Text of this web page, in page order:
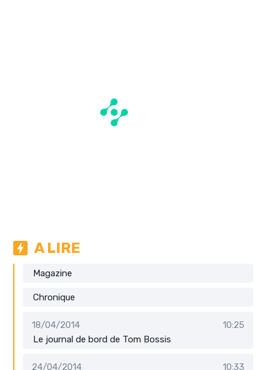
A LIRE
Magazine
Chronique
18/04/2014
10:25
Le journal de bord de Tom Bossis
24/04/2014 10:33